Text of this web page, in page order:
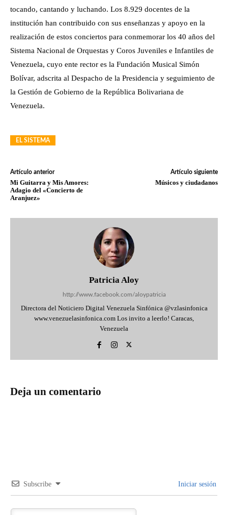
tocando, cantando y luchando. Los 8.929 docentes de la
institución han contribuido con sus enseñanzas y apoyo en la
realización de estos conciertos para conmemorar los 40 años del
Sistema Nacional de Orquestas y Coros Juveniles e Infantiles de
Venezuela, cuyo ente rector es la Fundación Musical Simón
Bolívar, adscrita al Despacho de la Presidencia y seguimiento de
la Gestión de Gobierno de la República Bolivariana de
Venezuela.
EL SISTEMA
Artículo anterior
Mi Guitarra y Mis Amores:
Adagio del «Concierto de
Aranjuez»
Artículo siguiente
Músicos y ciudadanos
Patricia Aloy
http://www.facebook.com/aloypatricia
Directora del Noticiero Digital Venezuela Sinfónica @vzlasinfonica
www.venezuelasinfonica.com Los invito a leerlo! Caracas,
Venezuela
Deja un comentario
Subscribe Iniciar sesión